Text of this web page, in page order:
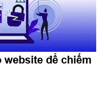
website để chiếm